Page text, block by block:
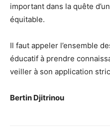
important dans la quête
équitable.
Il faut appeler l’ensemble
éducatif à prendre
veiller à son application
Bertin Djitrinou